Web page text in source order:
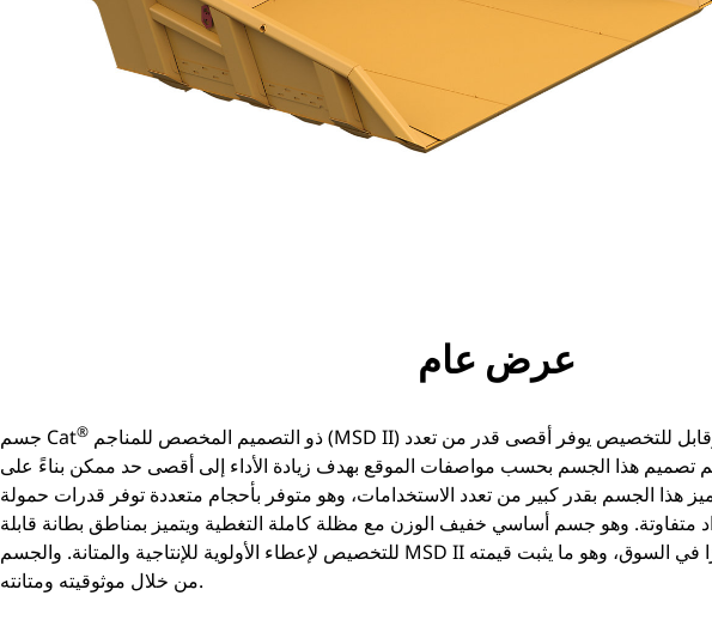
الأدوات
عرض عام
جسم Cat®
تصميم هذا الجسم بحسب مواصفات الموقع بهدف زيادة الأداء إلى أقصى حد ممكن بناءً على
هذا الجسم بقدر كبير من تعدد الاستخدامات، وهو متوفر بأحجام متعددة توفر قدرات حمولة
متفاوتة. وهو جسم أساسي خفيف الوزن مع مظلة كاملة التغطية ويتميز بمناطق بطانة قابلة
للتخصيص لإعطاء الأولوية للإنتاجية والمتانة. والجسم MSD II هو الجسم خفيف الوزن الأكثر اختيارًا في السوق، وهو ما يثبت قيمته
من خلال موثوقيته ومتانته.